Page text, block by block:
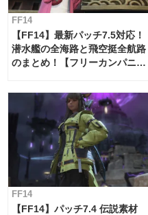
FF14
【FF14】最新パッチ7.5対応！
潜水艦の全海路と飛空挺全航路
のまとめ！【フリーカンパニ
FF14
【FF14】パッチ7.4 伝説素材